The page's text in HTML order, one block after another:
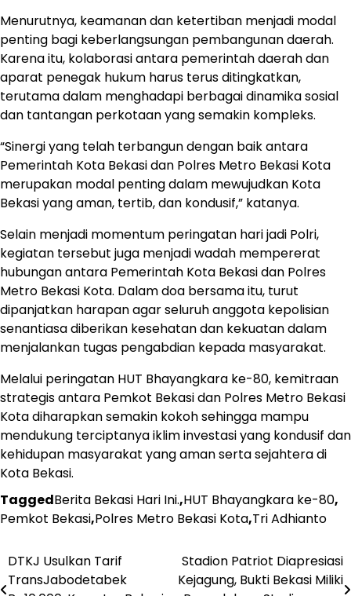
Menurutnya, keamanan dan ketertiban menjadi modal
penting bagi keberlangsungan pembangunan daerah.
Karena itu, kolaborasi antara pemerintah daerah dan
aparat penegak hukum harus terus ditingkatkan,
terutama dalam menghadapi berbagai dinamika sosial
dan tantangan perkotaan yang semakin kompleks.
“Sinergi yang telah terbangun dengan baik antara
Pemerintah Kota Bekasi dan Polres Metro Bekasi Kota
merupakan modal penting dalam mewujudkan Kota
Bekasi yang aman, tertib, dan kondusif,” katanya.
Selain menjadi momentum peringatan hari jadi Polri,
kegiatan tersebut juga menjadi wadah mempererat
hubungan antara Pemerintah Kota Bekasi dan Polres
Metro Bekasi Kota. Dalam doa bersama itu, turut
dipanjatkan harapan agar seluruh anggota kepolisian
senantiasa diberikan kesehatan dan kekuatan dalam
menjalankan tugas pengabdian kepada masyarakat.
Melalui peringatan HUT Bhayangkara ke-80, kemitraan
strategis antara Pemkot Bekasi dan Polres Metro Bekasi
Kota diharapkan semakin kokoh sehingga mampu
mendukung terciptanya iklim investasi yang kondusif dan
kehidupan masyarakat yang aman serta sejahtera di
Kota Bekasi.
TaggedBerita Bekasi Hari Ini.,HUT Bhayangkara ke-80,
Pemkot Bekasi,Polres Metro Bekasi Kota,Tri Adhianto
Post
DTKJ Usulkan Tarif
TransJabodetabek
Stadion Patriot Diapresiasi
Kejagung, Bukti Bekasi Miliki